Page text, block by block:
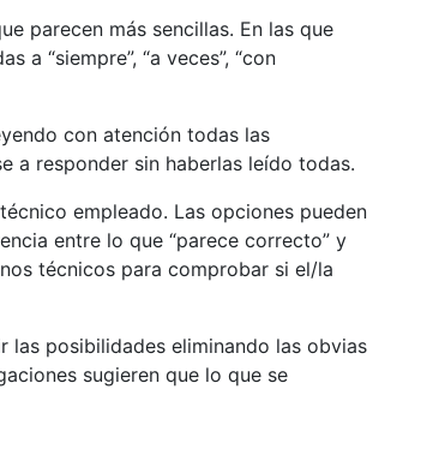
parecen más sencillas. En las que
a “siempre”, “a veces”, “con
con atención todas las
a responder sin haberlas leído todas.
empleado. Las opciones pueden
entre lo que “parece correcto” y
técnicos para comprobar si el/la
las posibilidades eliminando las obvias
sugieren que lo que se